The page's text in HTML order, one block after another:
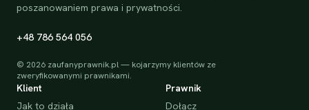
poszanowaniem prawa i prywatności.
+48 786 564 056
© 2026 zaufanyprawnik.pl — kojarzymy klientów ze
zweryfikowanymi prawnikami.
Klient
Jak to działa
Prawnik
Dołącz